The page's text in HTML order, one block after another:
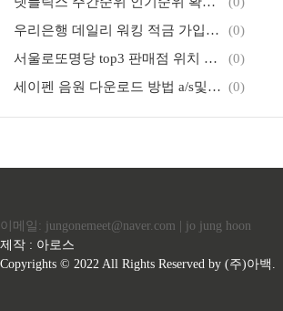
우리은행 데일리 워킹 적금 가입하고 11%금리 받기
(0)
서울로또명당 top3 판매점 위치 정보 알아보기
(0)
세이펜 음원 다운로드 방법 a/s및 제품등록 방법 알아보기 (0)
이메일: jungonemeet@naver.com | jo jung hoon
제작 : 아로스
Copyrights © 2022 All Rights Reserved by (주)아백.